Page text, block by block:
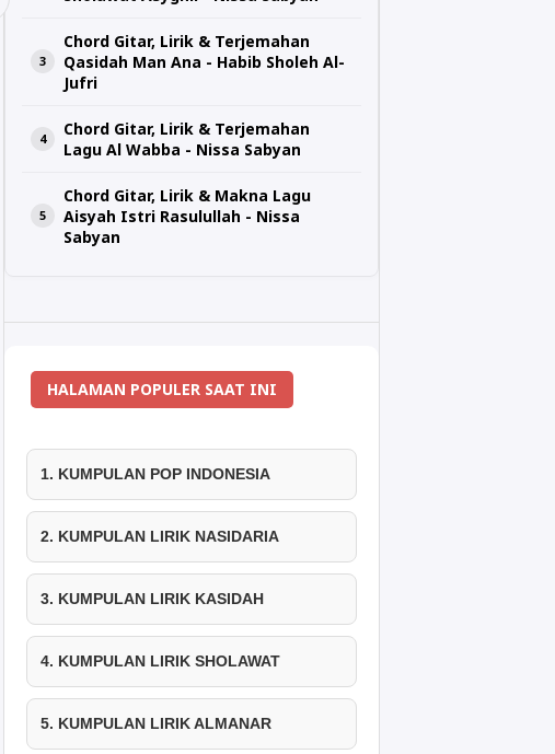
Chord Gitar, Lirik & Terjemahan
Qasidah Man Ana - Habib Sholeh Al-
Jufri
Chord Gitar, Lirik & Terjemahan
Lagu Al Wabba - Nissa Sabyan
Chord Gitar, Lirik & Makna Lagu
Aisyah Istri Rasulullah - Nissa
Sabyan
HALAMAN POPULER SAAT INI
1. KUMPULAN POP INDONESIA
2. KUMPULAN LIRIK NASIDARIA
3. KUMPULAN LIRIK KASIDAH
4. KUMPULAN LIRIK SHOLAWAT
5. KUMPULAN LIRIK ALMANAR